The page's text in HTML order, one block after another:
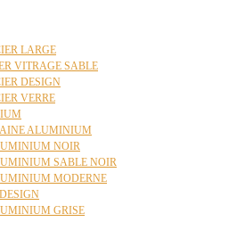
LARGE
VITRAGE SABLE
DESIGN
VERRE
ALUMINIUM
NOIR
SABLE NOIR
MODERNE
GRISE